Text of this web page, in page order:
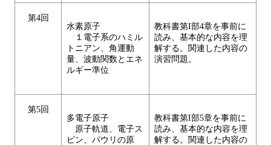
第4回
水素原子
１電子系のハミル
トニアン、角運動
量、波動関数とエネ
ルギー準位
教科書第I部4章を事前に
読み、基本的な内容を理
解する。関連した内容の
演習問題。
第5回
多電子原子
原子軌道、電子ス
ピン、パウリの原
教科書第I部5章を事前に
読み、基本的な内容を理
解する。関連した内容の